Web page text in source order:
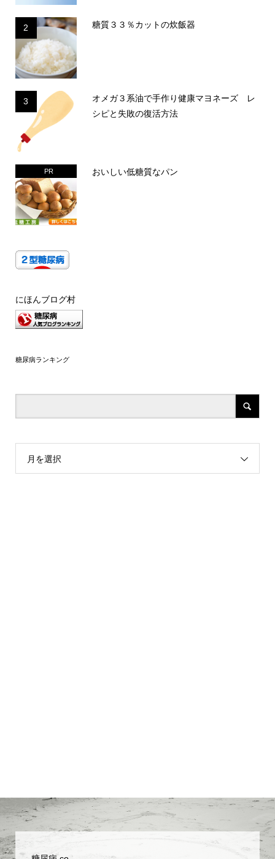
2 糖質３３％カットの炊飯器
3
オメガ３系油で手作り健康マヨネーズ レ
シピと失敗の復活方法
PR おいしい低糖質なパン
にほんブログ村
糖尿病ランキング
月を選択